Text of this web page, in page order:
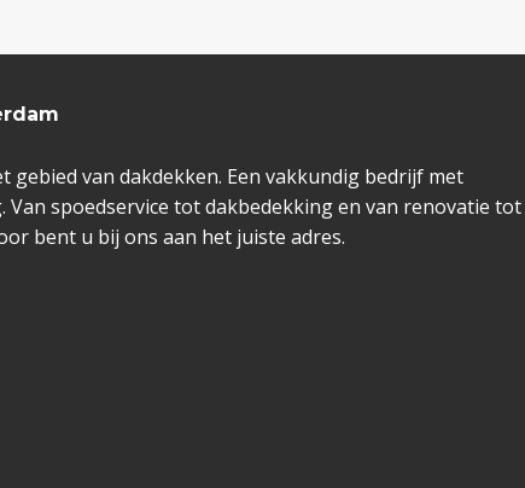
gebied van dakdekken. Een vakkundig bedrijf met
Van spoedservice tot dakbedekking en van renovatie tot
bent u bij ons aan het juiste adres.